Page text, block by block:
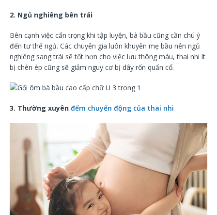
2. Ngủ nghiêng bên trái
Bên cạnh việc cẩn trọng khi tập luyện, bà bầu cũng cần chú ý
đến tư thế ngủ. Các chuyên gia luôn khuyên mẹ bầu nên ngủ
nghiêng sang trái sẽ tốt hơn cho việc lưu thông máu, thai nhi ít
bị chèn ép cũng sẽ giảm nguy cơ bị dây rốn quấn cổ.
3. Thường xuyên đếm chuyển động của thai nhi